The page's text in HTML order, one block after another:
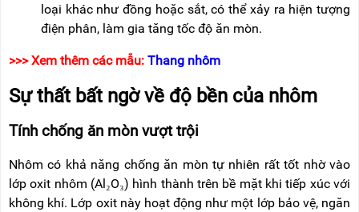
loại khác như đồng hoặc sắt, có thể xảy ra hiện tượng
điện phân, làm gia tăng tốc độ ăn mòn.
>>> Xem thêm các mẫu: Thang nhôm
Sự thất bất ngờ về độ bền của nhôm
Tính chống ăn mòn vượt trội
Nhôm có khả năng chống ăn mòn tự nhiên rất tốt nhờ vào
lớp oxit nhôm (Al₂O₃) hình thành trên bề mặt khi tiếp xúc với
không khí. Lớp oxit này hoạt động như một lớp bảo vệ, ngăn